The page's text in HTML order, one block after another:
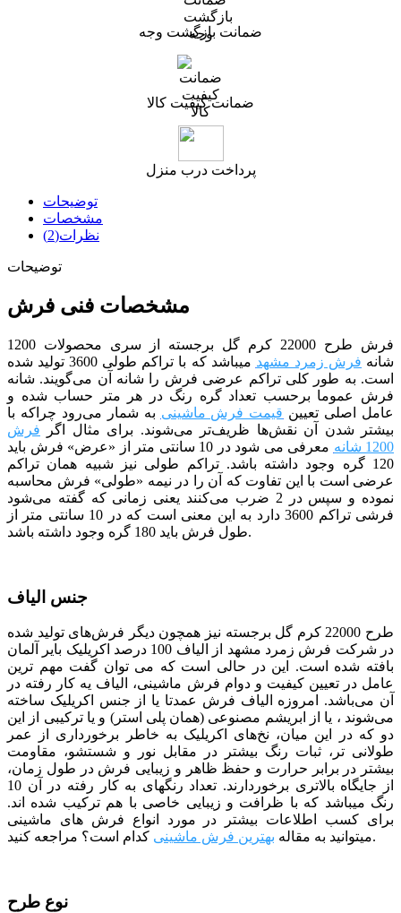
ضمانت بازگشت وجه
ضمانت کیفیت کالا
پرداخت درب منزل
توضیحات
مشخصات
نظرات(2)
توضیحات
مشخصات فنی فرش
فرش طرح 22000 کرم
گل برجسته از سری محصولات 1200
شانه فرش زمرد مشهد
می­باشد که با تراکم طولی 3600 تولید شده
است. به طور کلی تراکم عرضی فرش را شانه آن می‌گویند. شانه
فرش عموما برحسب تعداد گره رنگ در هر متر حساب شده و
عامل اصلی تعیین قیمت فرش ماشینی به شمار می‌رود چراکه با
بیشتر شدن آن نقش‌ها ظریف‌تر می‌شوند. برای مثال اگر فرش
1200 شانه
معرفی می شود در 10 سانتی متر از «عرض» فرش باید
120 گره وجود داشته باشد. تراکم طولی نیز شبیه همان تراکم
عرضی است با این تفاوت که آن را در نیمه «طولی» فرش محاسبه
نموده و سپس در 2 ضرب می‌کنند یعنی زمانی که گفته می‌شود
فرشی تراکم 3600 دارد به این معنی است که در 10 سانتی متر از
طول فرش باید 180 گره وجود داشته باشد.
جنس الیاف
طرح 22000 کرم گل برجسته نیز همچون دیگر فرش‌های تولید شده
در شرکت فرش زمرد
مشهد از الیاف 100 درصد اکریلیک بایر آلمان
بافته شده است. این در حالی است که می توان گفت مهم ترین
عامل در تعیین کیفیت و دوام فرش ماشینی، الیاف یه کار رفته در
آن می‌باشد. امروزه الیاف فرش عمدتا یا از جنس اکریلیک ساخته
می‌شوند ، یا از ابریشم مصنوعی (همان پلی استر) و یا ترکیبی از این
دو که در این میان، نخ‌های اکریلیک به خاطر برخورداری از عمر
طولانی تر، ثبات رنگ بیشتر در مقابل نور و شستشو، مقاومت
بیشتر در برابر حرارت و حفظ ظاهر و زیبایی فرش در طول زمان،
از جایگاه بالاتری برخوردارند. تعداد رنگ­­های به کار رفته در آن 10
رنگ می­باشد که با ظرافت و زیبایی خاصی با هم ترکیب شده­ اند.
برای کسب اطلاعات بیشتر در مورد انواع فرش های ماشینی
میتوانید به مقاله بهترین فرش ماشینی کدام است؟ مراجعه کنید.
نوع طرح